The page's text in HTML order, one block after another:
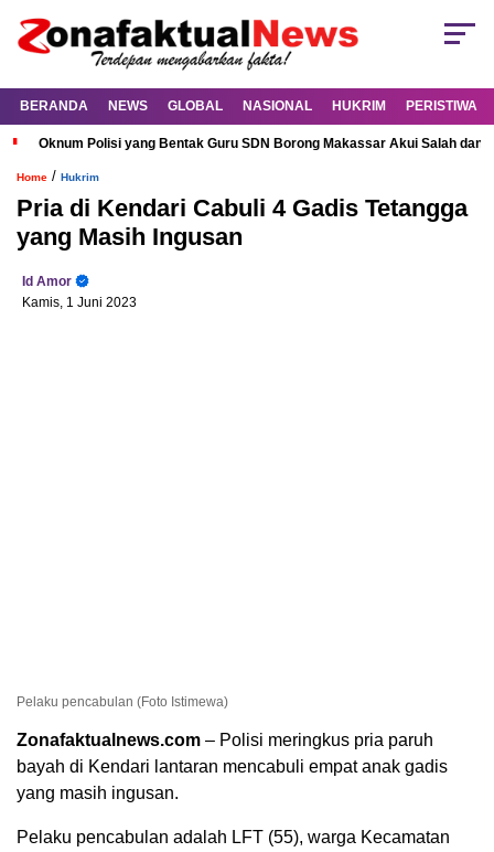
BERANDA NEWS GLOBAL NASIONAL HUKRIM PERISTIWA
Oknum Polisi yang Bentak Guru SDN Borong Makassar Akui Salah dan
Home / Hukrim
Pria di Kendari Cabuli 4 Gadis Tetangga
yang Masih Ingusan
Id Amor
Kamis, 1 Juni 2023
Pelaku pencabulan (Foto Istimewa)
Zonafaktualnews.com – Polisi meringkus pria paruh
bayah di Kendari lantaran mencabuli empat anak gadis
yang masih ingusan.
Pelaku pencabulan adalah LFT (55), warga Kecamatan